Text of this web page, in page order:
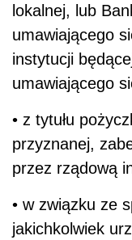
lokalnej, lub
umawiającego
instytucji
umawiającego
• z tytułu
przyznanej,
przez rządową
• w związku ze
jakichkolwiek